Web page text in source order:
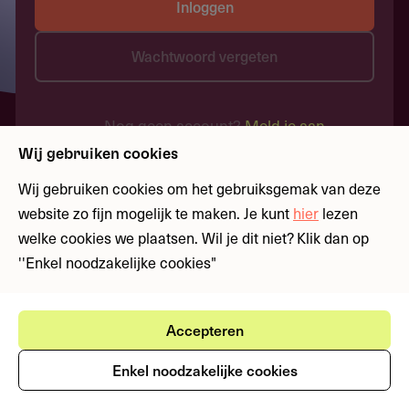
Inloggen
Wachtwoord vergeten
Nog geen account?Meld je aan
Wij gebruiken cookies
Wij gebruiken cookies om het gebruiksgemak van deze
website zo fijn mogelijk te maken. Je kunt hier lezen
welke cookies we plaatsen. Wil je dit niet? Klik dan op
''Enkel noodzakelijke cookies"
Accepteren
Enkel noodzakelijke cookies